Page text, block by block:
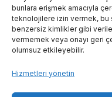
bunlara erişmek amacıyla
teknolojilere izin vermek, bu
benzersiz kimlikler gibi
vermemek veya onayı geri
olumsuz etkileyebilir.
Hizmetleri yönetin